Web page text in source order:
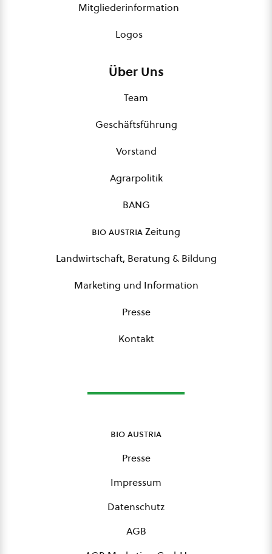
Mitgliederinformation
Logos
Über Uns
Team
Geschäftsführung
Vorstand
Agrarpolitik
BANG
bio austriaZeitung
Landwirtschaft, Beratung & Bildung
Marketing und Information
Presse
Kontakt
bio austria
Presse
Impressum
Datenschutz
AGB